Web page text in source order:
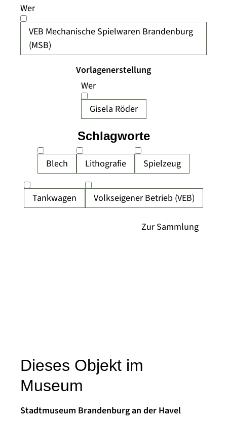
Wer
VEB Mechanische Spielwaren Brandenburg
(MSB)
Vorlagenerstellung
Wer
Gisela Röder
Blech Lithografie Spielzeug
Tankwagen Volkseigener Betrieb (VEB)
Schlagworte
Dieses Objekt im
Museum
Stadtmuseum Brandenburg an der Havel